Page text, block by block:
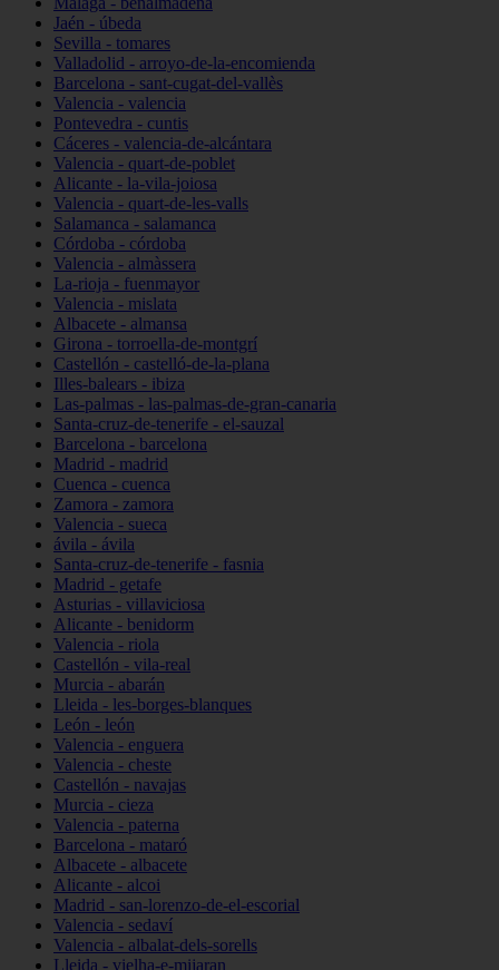
Jaén - úbeda
Sevilla - tomares
Valladolid - arroyo-de-la-encomienda
Barcelona - sant-cugat-del-vallès
Valencia - valencia
Pontevedra - cuntis
Cáceres - valencia-de-alcántara
Valencia - quart-de-poblet
Alicante - la-vila-joiosa
Valencia - quart-de-les-valls
Salamanca - salamanca
Córdoba - córdoba
Valencia - almàssera
La-rioja - fuenmayor
Valencia - mislata
Albacete - almansa
Girona - torroella-de-montgrí
Castellón - castelló-de-la-plana
Illes-balears - ibiza
Las-palmas - las-palmas-de-gran-canaria
Santa-cruz-de-tenerife - el-sauzal
Barcelona - barcelona
Madrid - madrid
Cuenca - cuenca
Zamora - zamora
Valencia - sueca
ávila - ávila
Santa-cruz-de-tenerife - fasnia
Madrid - getafe
Asturias - villaviciosa
Alicante - benidorm
Valencia - riola
Castellón - vila-real
Murcia - abarán
Lleida - les-borges-blanques
León - león
Valencia - enguera
Valencia - cheste
Castellón - navajas
Murcia - cieza
Valencia - paterna
Barcelona - mataró
Albacete - albacete
Alicante - alcoi
Madrid - san-lorenzo-de-el-escorial
Valencia - sedaví
Valencia - albalat-dels-sorells
Lleida - vielha-e-mijaran